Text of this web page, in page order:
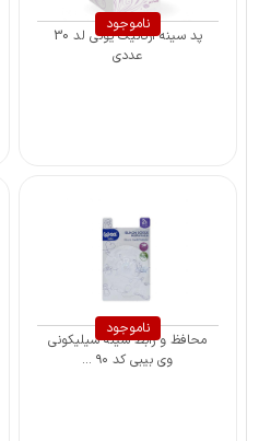
ناموجود
پد سینه ارگانیک یونی لد 30
عددی
ناموجود
محافظ و رابط سینه سیلیکونی
وی بیبی کد ۹۰ ...